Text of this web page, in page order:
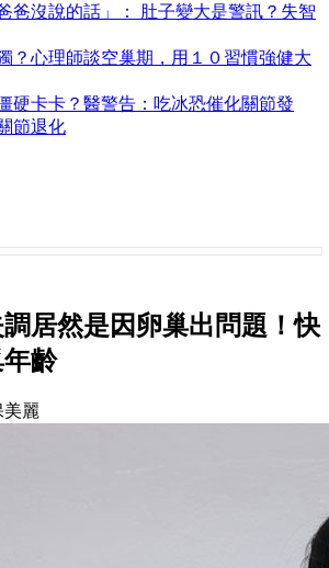
爸沒說的話」： 肚子變大是警訊？失智
？心理師談空巢期，用１０習慣強健大
硬卡卡？醫警告：吃冰恐催化關節發
節退化
居然是因卵巢出問題！快
齡
麗